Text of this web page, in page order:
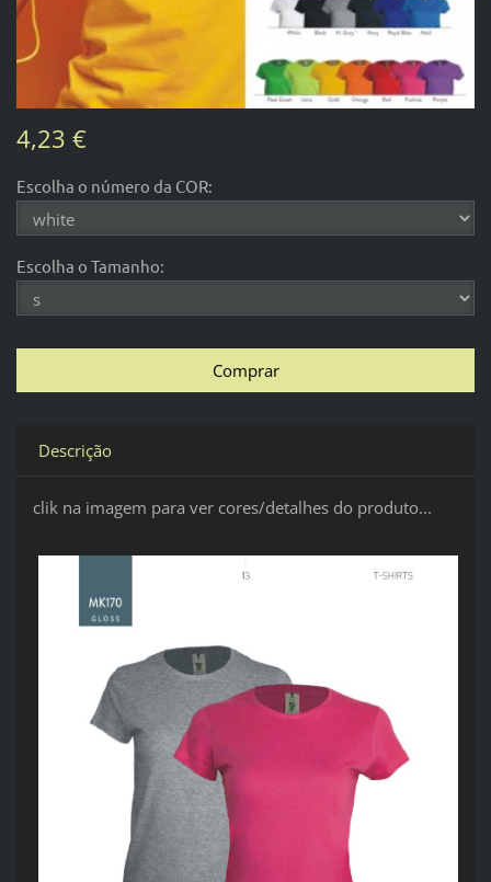
4,23 €
Escolha o número da COR:
Escolha o Tamanho:
Descrição
clik na imagem para ver cores/detalhes do produto...